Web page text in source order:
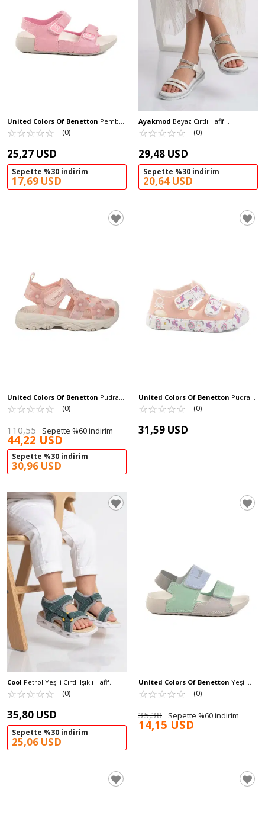
United Colors Of Benetton Pembe
Cırtlı Kız Çocuk Sandalet BN-1421 P
☆☆☆☆☆
★★★★★ (0)
25,27 USD
Sepette %30 indirim
17,69 USD
Ayakmod Beyaz Cırtlı Hafif
Ortopedik Kız Çocuk Sandalet 26A94 F
☆☆☆☆☆
★★★★★ (0)
29,48 USD
Sepette %30 indirim
20,64 USD
United Colors Of Benetton Pudra
Cırtlı Hafif Kız Çocuk Sandalet BNI-
11408 P
☆☆☆☆☆
★★★★★ (0)
110,55 Sepette %60 indirim
44,22 USD
Sepette %30 indirim
30,96 USD
United Colors Of Benetton Pudra
Cırtlı Kız Bebek Sandalet BN-1409 B
☆☆☆☆☆
★★★★★ (0)
31,59 USD
Cool Petrol Yeşili Cırtlı Işıklı Hafif
Bebek Sandalet Sage B
☆☆☆☆☆
★★★★★ (0)
35,80 USD
Sepette %30 indirim
25,06 USD
United Colors Of Benetton Yeşil
Cırtlı Kız Çocuk Sandalet BN-1422 P
☆☆☆☆☆
★★★★★ (0)
35,38 Sepette %60 indirim
14,15 USD